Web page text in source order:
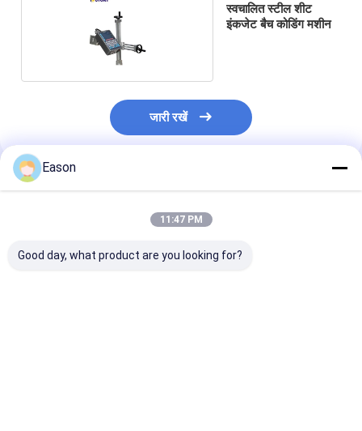
स्वचालित स्टील शीट
इंकजेट बैच कोडिंग मशीन
जारी रखें
अनुशंसित उत्पाद
Eason
11:47 PM
Good day, what product are you looking for?